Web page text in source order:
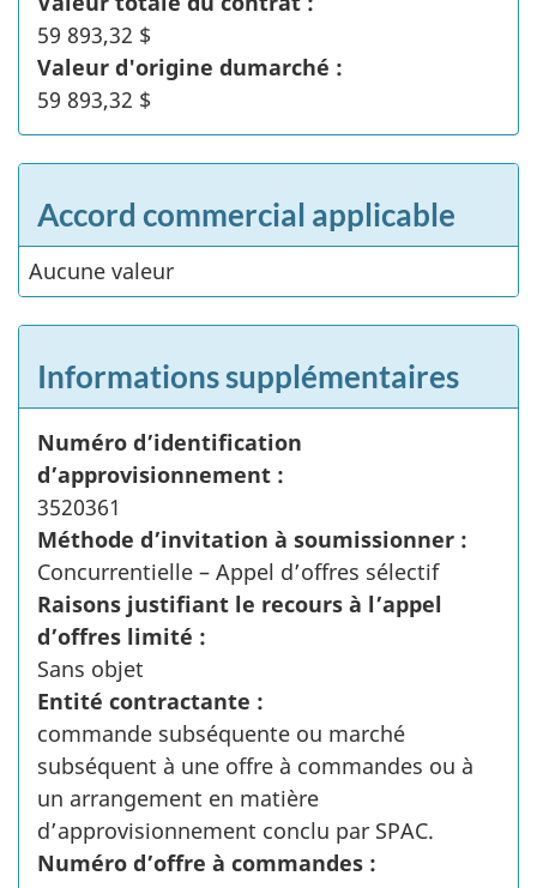
59 893,32 $
Valeur d'origine dumarché :
59 893,32 $
Accord commercial applicable
Aucune valeur
Informations supplémentaires
Numéro d’identification
d’approvisionnement :
3520361
Méthode d’invitation à soumissionner :
Concurrentielle – Appel d’offres sélectif
Raisons justifiant le recours à l’appel
d’offres limité :
Sans objet
Entité contractante :
commande subséquente ou marché
subséquent à une offre à commandes ou à
un arrangement en matière
d’approvisionnement conclu par SPAC.
Numéro d’offre à commandes :